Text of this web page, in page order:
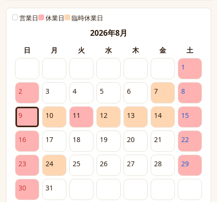
営業日 休業日 臨時休業日
2026年8月
日 月 火 水 木 金
土
1
2 3 4 5 6 7 8
9 10 11 12 13 14 15
16 17 18 19 20 21 22
23 24 25 26 27 28 29
30 31